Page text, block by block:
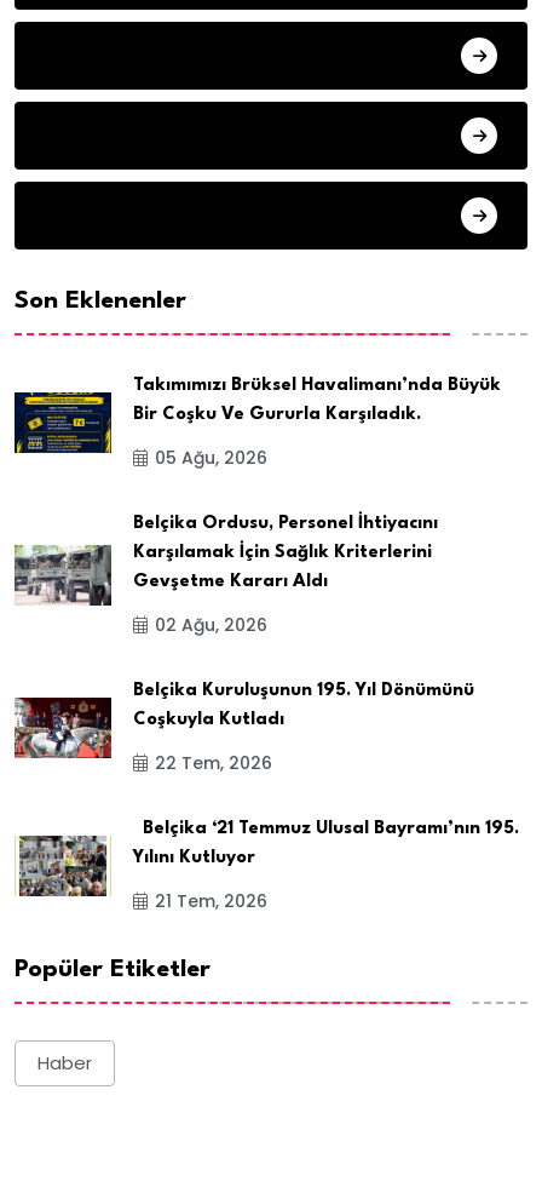
Son Eklenenler
Takımımızı Brüksel Havalimanı’nda Büyük
Bir Coşku Ve Gururla Karşıladık.
05 Ağu, 2026
Belçika Ordusu, Personel İhtiyacını
Karşılamak İçin Sağlık Kriterlerini
Gevşetme Kararı Aldı
02 Ağu, 2026
Belçika Kuruluşunun 195. Yıl Dönümünü
Coşkuyla Kutladı
22 Tem, 2026
Belçika ‘21 Temmuz Ulusal Bayramı’nın 195.
Yılını Kutluyor
21 Tem, 2026
Popüler Etiketler
Haber